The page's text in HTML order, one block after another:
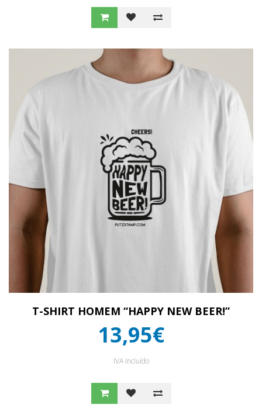
T-SHIRT HOMEM “HAPPY NEW BEER!”
13,95€
IVA Incluído